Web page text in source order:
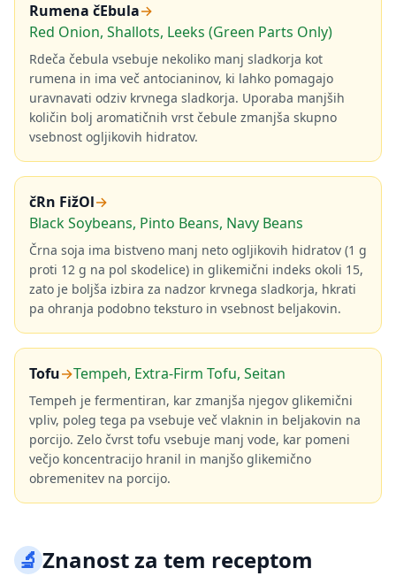
Rumena čEbula→
Red Onion, Shallots, Leeks (Green Parts Only)
Rdeča čebula vsebuje nekoliko manj sladkorja kot
rumena in ima več antocianinov, ki lahko pomagajo
uravnavati odziv krvnega sladkorja. Uporaba manjših
količin bolj aromatičnih vrst čebule zmanjša skupno
vsebnost ogljikovih hidratov.
čRn FižOl→
Black Soybeans, Pinto Beans, Navy Beans
Črna soja ima bistveno manj neto ogljikovih hidratov (1 g
proti 12 g na pol skodelice) in glikemični indeks okoli 15,
zato je boljša izbira za nadzor krvnega sladkorja, hkrati
pa ohranja podobno teksturo in vsebnost beljakovin.
Tofu→Tempeh, Extra-Firm Tofu, Seitan
Tempeh je fermentiran, kar zmanjša njegov glikemični
vpliv, poleg tega pa vsebuje več vlaknin in beljakovin na
porcijo. Zelo čvrst tofu vsebuje manj vode, kar pomeni
večjo koncentracijo hranil in manjšo glikemično
obremenitev na porcijo.
🔬Znanost za tem receptom